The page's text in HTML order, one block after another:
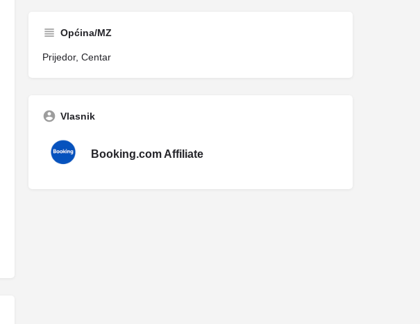
Općina/MZ
Prijedor, Centar
Vlasnik
Booking.com Affiliate